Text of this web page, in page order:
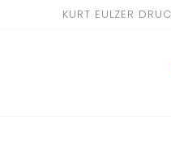
KURT EULZER